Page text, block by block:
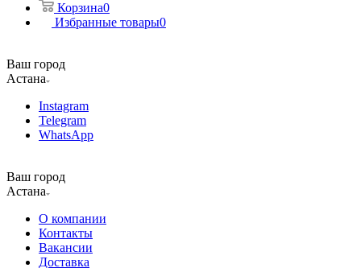
Корзина0
Избранные товары0
Ваш город
Астана
Instagram
Telegram
WhatsApp
Ваш город
Астана
О компании
Контакты
Вакансии
Доставка